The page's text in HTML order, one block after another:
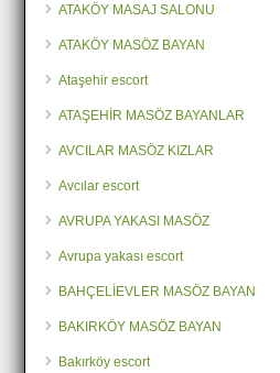
ATAKÖY MASAJ SALONU
ATAKÖY MASÖZ BAYAN
Ataşehir escort
ATAŞEHİR MASÖZ BAYANLAR
AVCILAR MASÖZ KIZLAR
Avcılar escort
AVRUPA YAKASI MASÖZ
Avrupa yakası escort
BAHÇELİEVLER MASÖZ BAYAN
BAKIRKÖY MASÖZ BAYAN
Bakırköy escort